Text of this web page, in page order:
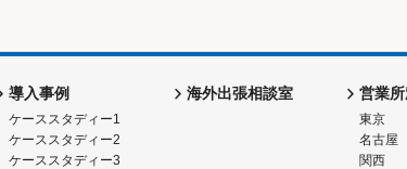
導入事例
ケーススタディー1
ケーススタディー2
ケーススタディー3
海外出張相談室 営業所
東京
名古屋
関西